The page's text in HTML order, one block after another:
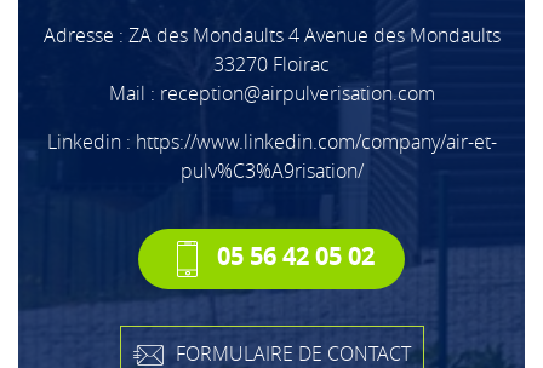
Adresse : ZA des Mondaults 4 Avenue des Mondaults
33270 Floirac
Mail : reception@airpulverisation.com
Linkedin : https://www.linkedin.com/company/air-et-
pulv%C3%A9risation/
05 56 42 05 02
FORMULAIRE DE CONTACT